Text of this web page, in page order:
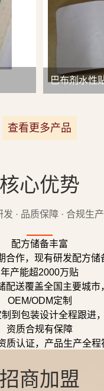
巴布剂水性
查看更多产品
核心优势
发 · 品质保障 · 合规生产
配方储备丰富
作，现有研发配方储
年产能超2000万贴
送覆盖全国主要城市
OEM/ODM定制
到包装设计全程跟进
资质合规有保障
认证，产品生产全程
招商加盟